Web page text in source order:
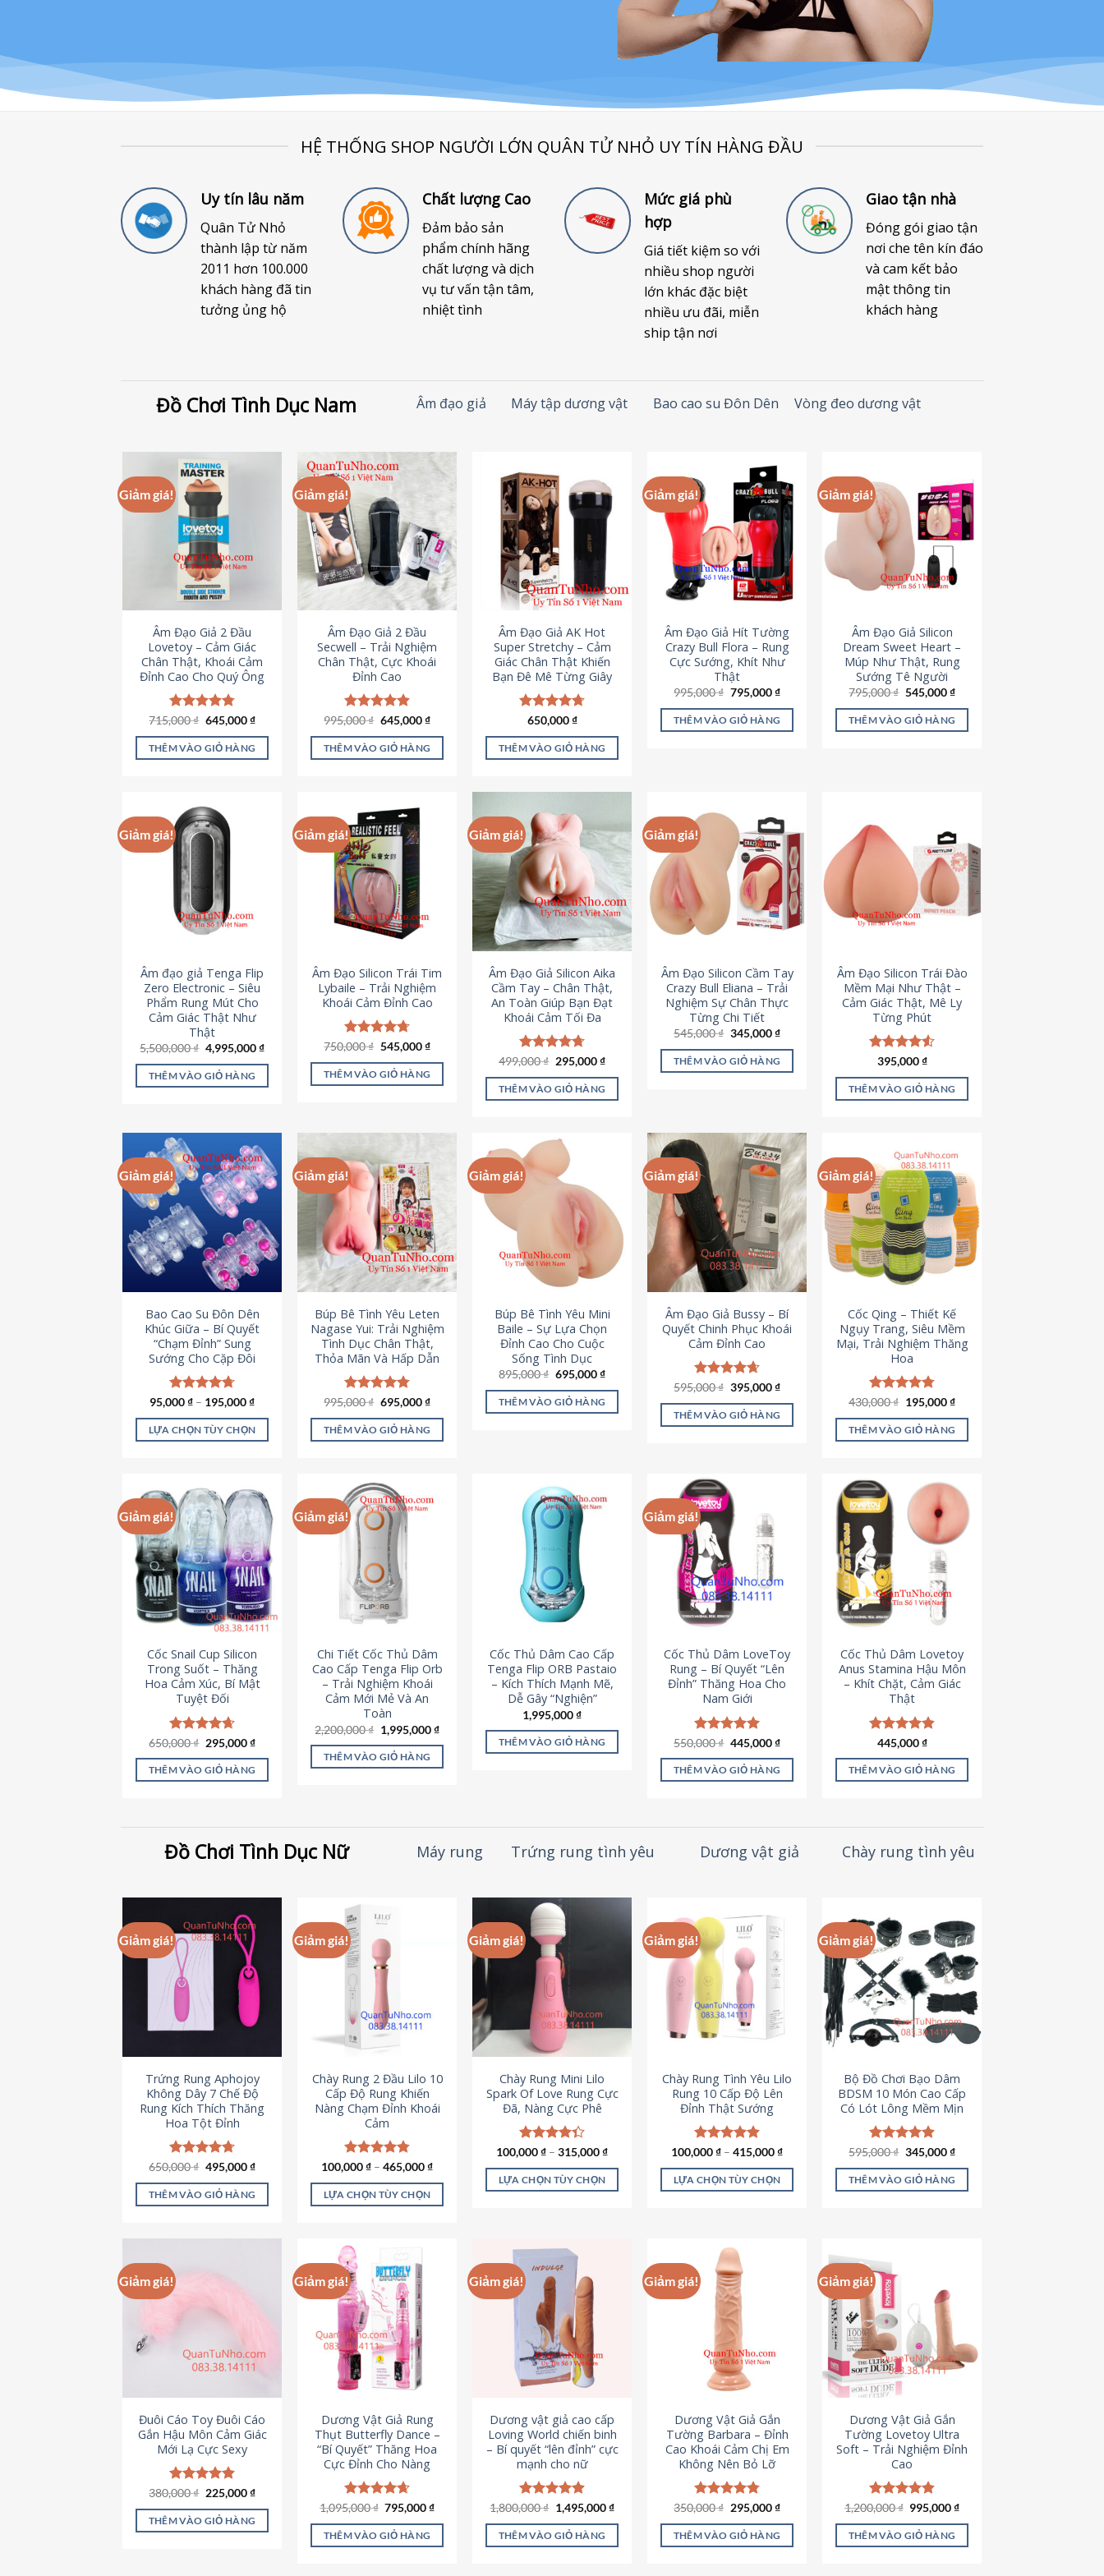
HỆ THỐNG SHOP NGƯỜI LỚN QUÂN TỬ NHỎ UY TÍN HÀNG ĐẦU
Uy tín lâu năm
Quân Tử Nhỏ
thành lập từ năm
2011 hơn 100.000
khách hàng đã tin
tưởng ủng hộ
Chất lượng Cao
Đảm bảo sản
phẩm chính hãng
chất lượng và dịch
vụ tư vấn tận tâm,
nhiệt tình
Mức giá phù
hợp
Giá tiết kiệm so với
nhiều shop người
lớn khác đặc biệt
nhiều ưu đãi, miễn
ship tận nơi
Giao tận nhà
Đóng gói giao tận
nơi che tên kín đáo
và cam kết bảo
mật thông tin
khách hàng
Đồ Chơi Tình Dục Nam Âm đạo giả Máy tập dương vật Bao cao su Đôn Dên Vòng đeo dương vật
Giảm giá!
Âm Đạo Giả 2 Đầu
Lovetoy – Cảm Giác
Chân Thật, Khoái Cảm
Đỉnh Cao Cho Quý Ông
Được xếp
hạng4.79
5 sao
715,000₫ Giá
là:
715,000 ₫.
645,000₫Giá
tại
là:
THÊM VÀO GIỎ HÀNG
Giảm giá!
Âm Đạo Giả 2 Đầu
Secwell – Trải Nghiệm
Chân Thật, Cực Khoái
Đỉnh Cao
Được xếp
hạng4.88
5 sao
995,000₫ Giá
là:
995,000 ₫.
645,000₫Giá
tại
là:
THÊM VÀO GIỎ HÀNG
Âm Đạo Giả AK Hot
Super Stretchy – Cảm
Giác Chân Thật Khiến
Bạn Đê Mê Từng Giây
Được xếp
hạng4.75
5 sao
650,000₫
THÊM VÀO GIỎ HÀNG
Giảm giá!
Âm Đạo Giả Hít Tường
Crazy Bull Flora – Rung
Cực Sướng, Khít Như
Thật
995,000₫ Giá
là:
995,000 ₫.
795,000₫Giá
tại
là:
THÊM VÀO GIỎ HÀNG
Giảm giá!
Âm Đạo Giả Silicon
Dream Sweet Heart –
Múp Như Thật, Rung
Sướng Tê Người
795,000₫ Giá
là:
795,000 ₫.
545,000₫Giá
tại
là:
THÊM VÀO GIỎ HÀNG
Giảm giá!
Âm đạo giả Tenga Flip
Zero Electronic – Siêu
Phẩm Rung Mút Cho
Cảm Giác Thật Như
Thật
5,500,000₫ Giá
gốc
là:
5,500,000 ₫.
4,995,000₫Giá
tại
THÊM VÀO GIỎ HÀNG
Giảm giá!
Âm Đạo Silicon Trái Tim
Lybaile – Trải Nghiệm
Khoái Cảm Đỉnh Cao
Được xếp
5 sao
750,000₫ Giá
là:
750,000 ₫.
545,000₫Giá
tại
là:
THÊM VÀO GIỎ HÀNG
Giảm giá!
Âm Đạo Giả Silicon Aika
Cầm Tay – Chân Thật,
An Toàn Giúp Bạn Đạt
Khoái Cảm Tối Đa
Được xếp
5 sao
499,000₫ Giá
là:
499,000 ₫.
295,000₫Giá
tại
là:
THÊM VÀO GIỎ HÀNG
Giảm giá!
Âm Đạo Silicon Cầm Tay
Crazy Bull Eliana – Trải
Nghiệm Sự Chân Thực
Từng Chi Tiết
545,000₫ Giá
là:
545,000 ₫.
345,000₫Giá
tại
là:
THÊM VÀO GIỎ HÀNG
Âm Đạo Silicon Trái Đào
Mềm Mại Như Thật –
Cảm Giác Thật, Mê Ly
Từng Phút
Được xếp
5 sao
395,000₫
THÊM VÀO GIỎ HÀNG
Giảm giá!
Bao Cao Su Đôn Dên
Khúc Giữa – Bí Quyết
“Chạm Đỉnh” Sung
Sướng Cho Cặp Đôi
Được xếp
5 sao
95,000₫ – 195,000₫
LỰA CHỌN TÙY CHỌN
này
có
nhiều
biến
thể.
Các
tùy
chọn
thể
được
chọn
trên
trang
phẩm
Giảm giá!
Búp Bê Tình Yêu Leten
Nagase Yui: Trải Nghiệm
Tình Dục Chân Thật,
Thỏa Mãn Và Hấp Dẫn
Được xếp
5 sao
995,000₫ Giá
là:
995,000 ₫.
695,000₫Giá
tại
là:
THÊM VÀO GIỎ HÀNG
Giảm giá!
Búp Bê Tình Yêu Mini
Baile – Sự Lựa Chọn
Đỉnh Cao Cho Cuộc
Sống Tình Dục
895,000₫ Giá
là:
895,000 ₫.
695,000₫Giá
tại
là:
THÊM VÀO GIỎ HÀNG
Giảm giá!
Âm Đạo Giả Bussy – Bí
Quyết Chinh Phục Khoái
Cảm Đỉnh Cao
Được xếp
5 sao
595,000₫ Giá
là:
595,000 ₫.
395,000₫Giá
tại
là:
THÊM VÀO GIỎ HÀNG
Giảm giá!
Cốc Qing – Thiết Kế
Ngụy Trang, Siêu Mềm
Mại, Trải Nghiệm Thăng
Hoa
Được xếp
5 sao
430,000₫ Giá
là:
430,000 ₫.
195,000₫Giá
tại
là:
THÊM VÀO GIỎ HÀNG
Giảm giá!
Cốc Snail Cup Silicon
Trong Suốt – Thăng
Hoa Cảm Xúc, Bí Mật
Tuyệt Đối
Được xếp
hạng4.69
5 sao
650,000₫ Giá
là:
650,000 ₫.
295,000₫Giá
tại
là:
THÊM VÀO GIỎ HÀNG
Giảm giá!
Chi Tiết Cốc Thủ Dâm
Cao Cấp Tenga Flip Orb
– Trải Nghiệm Khoái
Cảm Mới Mẻ Và An
Toàn
2,200,000₫ Giá
gốc
là:
2,200,000 ₫.
1,995,000₫Giá
THÊM VÀO GIỎ HÀNG
Cốc Thủ Dâm Cao Cấp
Tenga Flip ORB Pastaio
– Kích Thích Mạnh Mẽ,
Dễ Gây “Nghiện”
1,995,000₫
THÊM VÀO GIỎ HÀNG
Giảm giá!
Cốc Thủ Dâm LoveToy
Rung – Bí Quyết “Lên
Đỉnh” Thăng Hoa Cho
Nam Giới
Được xếp
hạng5.00
5 sao
550,000₫ Giá
là:
550,000 ₫.
445,000₫Giá
tại
là:
THÊM VÀO GIỎ HÀNG
Cốc Thủ Dâm Lovetoy
Anus Stamina Hậu Môn
– Khít Chặt, Cảm Giác
Thật
Được xếp
hạng4.84
5 sao
445,000₫
THÊM VÀO GIỎ HÀNG
Đồ Chơi Tình Dục Nữ Máy rung Trứng rung tình yêu Dương vật giả Chày rung tình yêu
Giảm giá!
Trứng Rung Aphojoy
Không Dây 7 Chế Độ
Rung Kích Thích Thăng
Hoa Tột Đỉnh
Được xếp
5 sao
650,000₫ Giá
là:
650,000 ₫.
495,000₫Giá
tại
là:
THÊM VÀO GIỎ HÀNG
Giảm giá!
Chày Rung 2 Đầu Lilo 10
Cấp Độ Rung Khiến
Nàng Chạm Đỉnh Khoái
Cảm
Được xếp
5 sao
100,000₫ – 465,000₫
LỰA CHỌN TÙY CHỌN
có
nhiều
biến
thể.
Các
tùy
chọn
thể
được
chọn
trên
trang
phẩm
Giảm giá!
Chày Rung Mini Lilo
Spark Of Love Rung Cực
Đã, Nàng Cực Phê
Được xếp
5 sao
100,000₫ – 315,000₫
LỰA CHỌN TÙY CHỌN
nhiều
thể.
Các
tùy
chọn
được
chọn
trên
trang
sản
phẩm
Giảm giá!
Chày Rung Tình Yêu Lilo
Rung 10 Cấp Độ Lên
Đỉnh Thật Sướng
Được xếp
5 sao
100,000₫ – 415,000₫
LỰA CHỌN TÙY CHỌN
có
nhiều
biến
thể.
Các
tùy
chọn
có
được
chọn
trên
trang
sản
phẩm
Giảm giá!
Bộ Đồ Chơi Bạo Dâm
BDSM 10 Món Cao Cấp
Có Lót Lông Mềm Mịn
Được xếp
5 sao
595,000₫ Giá
là:
595,000 ₫.
345,000₫Giá
tại
là:
THÊM VÀO GIỎ HÀNG
Giảm giá!
Đuôi Cáo Toy Đuôi Cáo
Gắn Hậu Môn Cảm Giác
Mới Lạ Cực Sexy
Được xếp
5 sao
380,000₫ Giá
là:
380,000 ₫.
225,000₫Giá
tại
là:
THÊM VÀO GIỎ HÀNG
Giảm giá!
Dương Vật Giả Rung
Thụt Butterfly Dance –
“Bí Quyết” Thăng Hoa
Cực Đỉnh Cho Nàng
Được xếp
5 sao
1,095,000₫ Giá
là:
1,095,000 ₫.
795,000₫Giá
tại
THÊM VÀO GIỎ HÀNG
Giảm giá!
Dương vật giả cao cấp
Loving World chiến binh
– Bí quyết “lên đỉnh” cực
mạnh cho nữ
Được xếp
5 sao
1,800,000₫ Giá
gốc
là:
1,800,000 ₫.
1,495,000₫Giá
tại
THÊM VÀO GIỎ HÀNG
Giảm giá!
Dương Vật Giả Gắn
Tường Barbara – Đỉnh
Cao Khoái Cảm Chị Em
Không Nên Bỏ Lỡ
Được xếp
5 sao
350,000₫ Giá
là:
350,000 ₫.
295,000₫Giá
tại
là:
THÊM VÀO GIỎ HÀNG
Giảm giá!
Dương Vật Giả Gắn
Tường Lovetoy Ultra
Soft – Trải Nghiệm Đỉnh
Cao
Được xếp
5 sao
1,200,000₫ Giá
là:
1,200,000 ₫.
995,000₫Giá
tại
THÊM VÀO GIỎ HÀNG